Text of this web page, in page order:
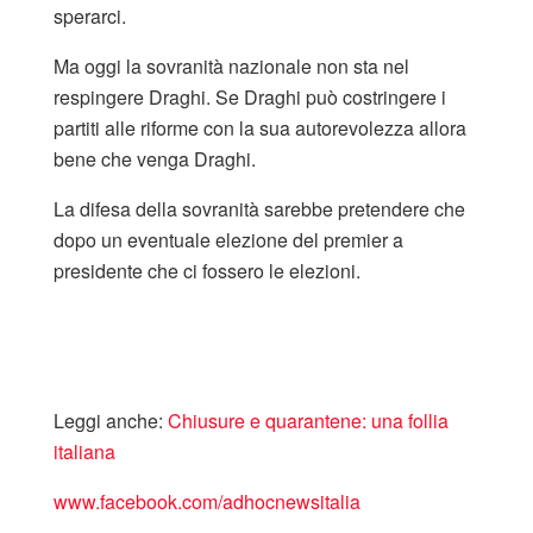
sperarci.
Ma oggi la sovranità nazionale non sta nel
respingere Draghi. Se Draghi può costringere i
partiti alle riforme con la sua autorevolezza allora
bene che venga Draghi.
La difesa della sovranità sarebbe pretendere che
dopo un eventuale elezione del premier a
presidente che ci fossero le elezioni.
Leggi anche: Chiusure e quarantene: una follia
italiana
www.facebook.com/adhocnewsitalia